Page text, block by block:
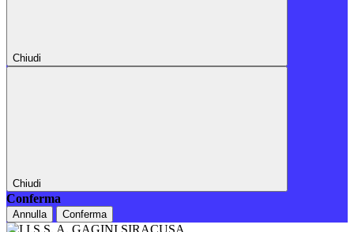
Chiudi
Chiudi
Conferma
Annulla Conferma